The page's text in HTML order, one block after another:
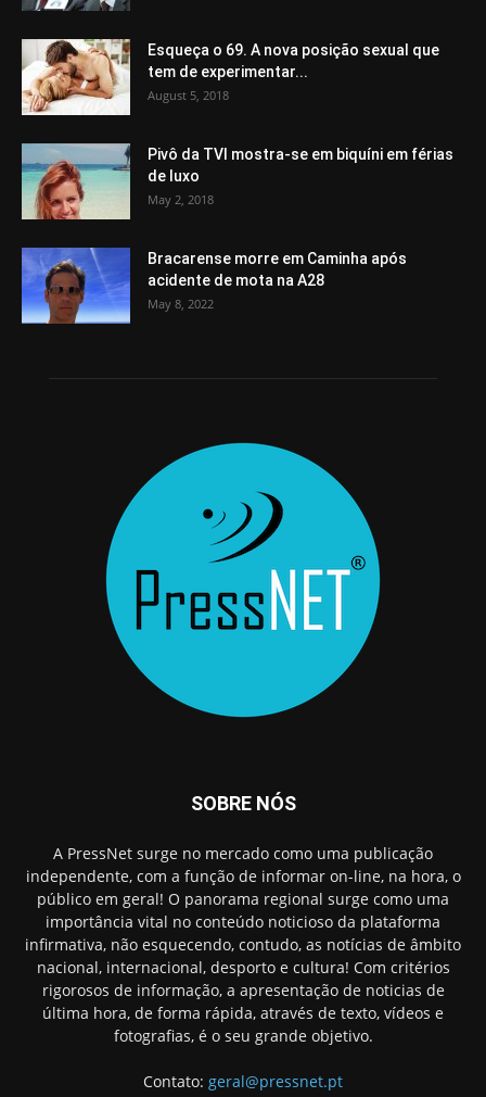
Esqueça o 69. A nova posição sexual que
tem de experimentar...
August 5, 2018
Pivô da TVI mostra-se em biquíni em férias
de luxo
May 2, 2018
Bracarense morre em Caminha após
acidente de mota na A28
May 8, 2022
SOBRE NÓS
A PressNet surge no mercado como uma publicação
independente, com a função de informar on-line, na hora, o
público em geral! O panorama regional surge como uma
importância vital no conteúdo noticioso da plataforma
infirmativa, não esquecendo, contudo, as notícias de âmbito
nacional, internacional, desporto e cultura! Com critérios
rigorosos de informação, a apresentação de noticias de
última hora, de forma rápida, através de texto, vídeos e
fotografias, é o seu grande objetivo.
Contato: geral@pressnet.pt